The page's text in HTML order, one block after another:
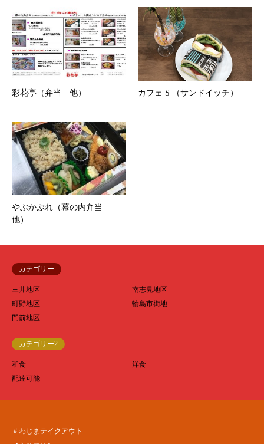
彩花亭（弁当 他） カフェ S （サンドイッチ）
やぶかぶれ（幕の内弁当
他）
カテゴリー
三井地区
南志見地区
町野地区
輪島市街地
門前地区
カテゴリー2
和食
洋食
配達可能
＃わじまテイクアウト